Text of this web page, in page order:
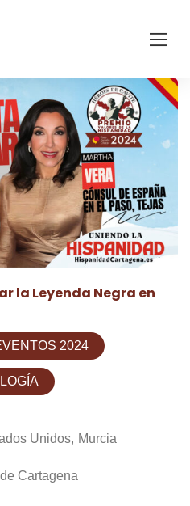
la Leyenda Negra en
2024
Unidos Murcia
Cartagena